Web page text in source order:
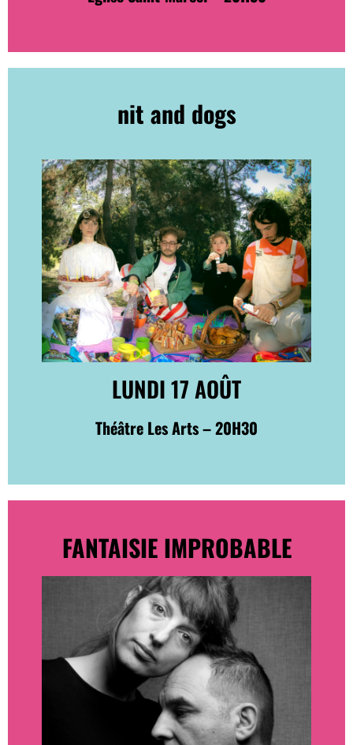
nit and dogs
LUNDI 17 AOÛT
Théâtre Les Arts – 20H30
FANTAISIE IMPROBABLE